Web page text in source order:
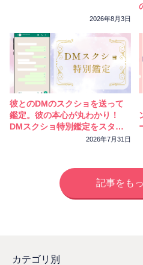
2026年8月3日
彼とのDMのスクショを送って
鑑定。彼の本心が丸わかり！
DMスクショ特別鑑定をスター
2026年7月31日
記事をも
カテゴリ別